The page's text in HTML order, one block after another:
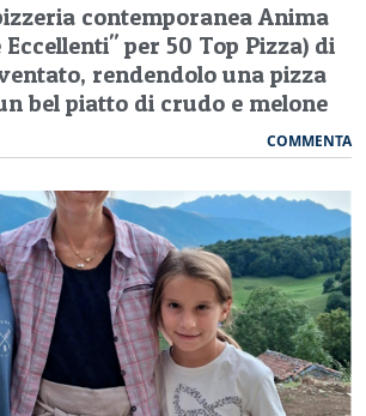
contemporanea Anima
per 50 Top Pizza) di
rendendolo una pizza
bel piatto di crudo e melone
COMMENTA